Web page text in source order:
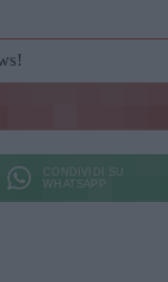
CONDIVIDI SU
WHATSAPP